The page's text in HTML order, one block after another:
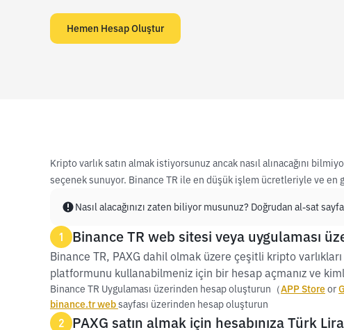
Hemen Hesap Oluştur
Kripto varlık satın almak istiyorsunuz ancak nasıl alınacağını
seçenek sunuyor. Binance TR ile en düşük işlem ücretleriyle ve en
Nasıl alacağınızı zaten biliyor musunuz? Doğrudan al-sat
1 Binance TR web sitesi veya uygulaması
Binance TR, PAXG dahil olmak üzere çeşitli kripto
platformunu kullanabilmeniz için bir hesap açmanız ve
Binance TR Uygulaması üzerinden hesap oluşturun（APP Storeor
binance.tr websayfası üzerinden hesap oluşturun
2 PAXG satın almak için hesabınıza Türk